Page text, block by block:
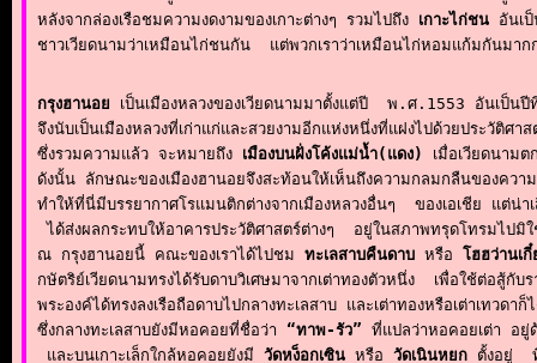
หลังจากล่องเรือชมความงดงามของเกาะต่างๆ รวมไปถึง เกาะไก่ชน อันเ
ชาวเวียดนามว่าเหมือนไก่ชนกัน  แต่พวกเราว่าเหมือนไก่หอมแก้มกันมาก
กรุงฮานอย เป็นเมืองหลวงของเวียดนามมาตั้งแต่ปี  พ.ศ.1553 อันเป็
จึงนับเป็นเมืองหลวงที่เก่าแก่และสวยงามอีกแห่งหนึ่งที่แฝงไปด้วยประวัติ
ซึ่งรวมความแล้ว จะหมายถึง เมืองบนฝั่งโค้งแม่น้ำ(แดง)
เมื่อเวียดนาม
ดังนั้น ลักษณะของเมืองฮานอยจึงสะท้อนให้เห็นถึงความกลมกลืนของคว
ทำให้ที่นี่มีบรรยากาศโรแมนติกต่างจากเมืองหลวงอื่นๆ  ของเอเชีย แต่
ได้ส่งผลกระทบให้อาคารประวัติศาสตร์ต่างๆ  อยู่ในสภาพทรุดโทรมไปมิ
ณ กรุงฮานอยนี้ คณะของเราได้ไปชม ทะเลสาบคืนดาบ หรือ โฮฮว่านเ
กษัตริย์เวียดนามทรงได้รับดาบวิเศษมาจากเต่าทองตัวหนึ่ง  เพื่อใช้ต่อ
พระองค์ได้ทรงลงเรือถือดาบไปกลางทะเลสาบ และเต่าทองหรือเต่าเท
ซึ่งกลางทะเลสาบยังมีหอคอยที่ชื่อว่า “ทาพ-รัว” ที่แปลว่าหอคอยเต่า อยู่
และบนเกาะเล็กใกล้หอคอยยังมี วัดหง็อกเซิน หรือ วัดเนินหยก ตั้งอยู่